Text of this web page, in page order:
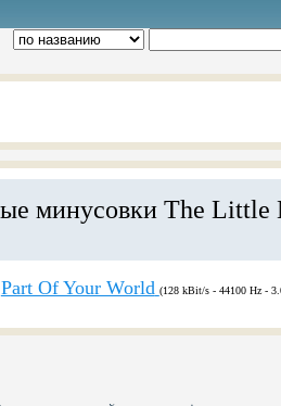
минусовки The Little
Part Of Your World (128 kBit/s - 44100 Hz -